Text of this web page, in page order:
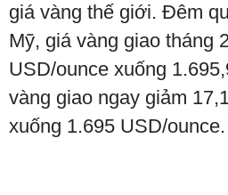
giá vàng thế giới. Đêm
Mỹ, giá vàng giao tháng
USD/ounce xuống
vàng giao ngay giảm
xuống 1.695 USD/ounce.